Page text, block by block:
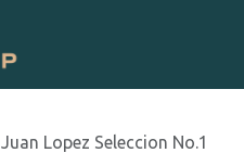
Juan Lopez Seleccion No.1